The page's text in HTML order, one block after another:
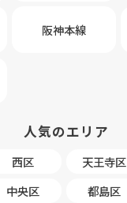
阪神本線
人気のエリア
西区 天王寺区
中央区 都島区